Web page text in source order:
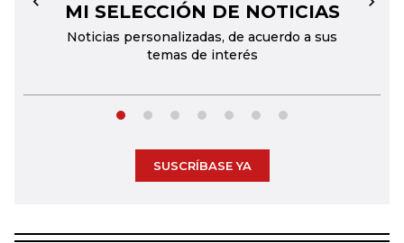
MI SELECCIÓN DE NOTICIAS
Noticias personalizadas, de acuerdo a sus
temas de interés
← →
SUSCRÍBASE YA